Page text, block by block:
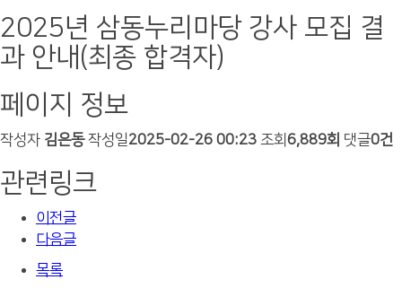
2025년 삼동누리마당 강사 모집 결
과 안내(최종 합격자)
페이지 정보
작성자 김은동 작성일2025-02-26 00:23 조회 6,889회 댓글0건
관련링크
이전글
다음글
목록